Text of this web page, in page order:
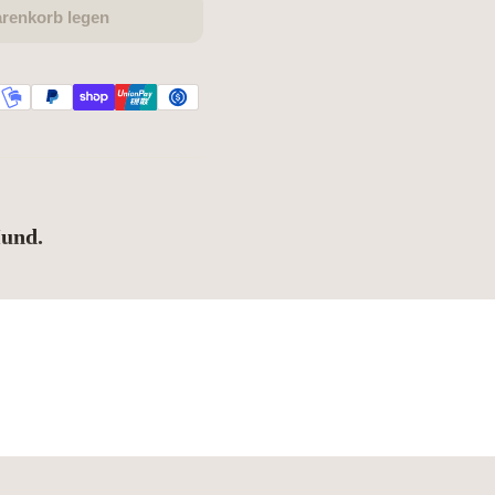
legen
und gehört zu dir wie kein
Mit deinem
du ihn buchstäblich nah am